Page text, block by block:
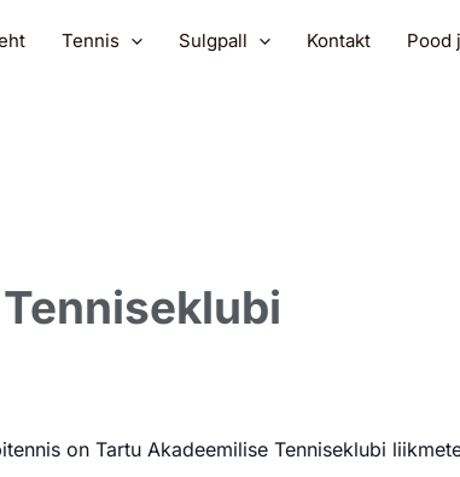
Tennis Sulgpall Kontakt Pood
on Tartu Akadeemilise Tenniseklubi